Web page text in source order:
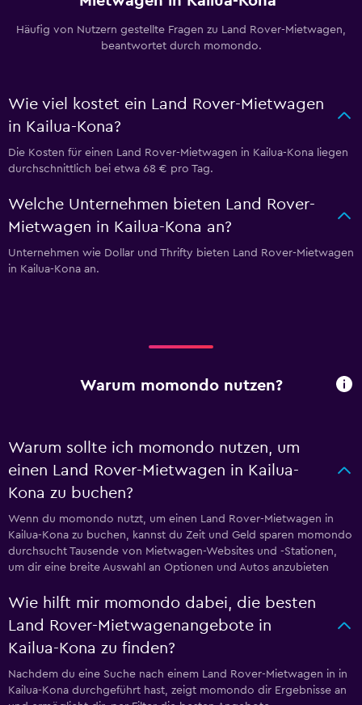
Häufig von Nutzern gestellte Fragen zu Land Rover-Mietwagen,
beantwortet durch momondo.
Wie viel kostet ein Land Rover-Mietwagen
in Kailua-Kona?
Die Kosten für einen Land Rover-Mietwagen in Kailua-Kona liegen
durchschnittlich bei etwa 68 € pro Tag.
Welche Unternehmen bieten Land Rover-
Mietwagen in Kailua-Kona an?
Unternehmen wie Dollar und Thrifty bieten Land Rover-Mietwagen
in Kailua-Kona an.
Warum momondo nutzen?
Warum sollte ich momondo nutzen, um
einen Land Rover-Mietwagen in Kailua-
Kona zu buchen?
Wenn du momondo nutzt, um einen Land Rover-Mietwagen in
Kailua-Kona zu buchen, kannst du Zeit und Geld sparen momondo
durchsucht Tausende von Mietwagen-Websites und -Stationen,
um dir eine breite Auswahl an Optionen und Autos anzubieten
Wie hilft mir momondo dabei, die besten
Land Rover-Mietwagenangebote in
Kailua-Kona zu finden?
Nachdem du eine Suche nach einem Land Rover-Mietwagen in in
Kailua-Kona durchgeführt hast, zeigt momondo dir Ergebnisse an